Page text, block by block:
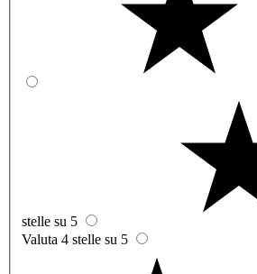
stelle su 5
Valuta 4 stelle su 5